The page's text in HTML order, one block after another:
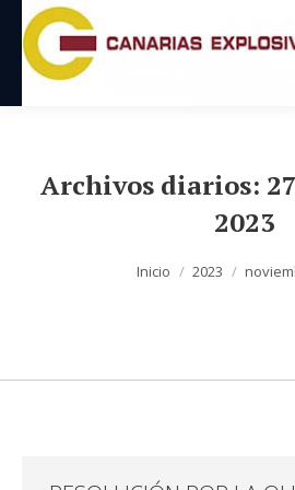
Archivos diarios:
2023
Inicio 2023